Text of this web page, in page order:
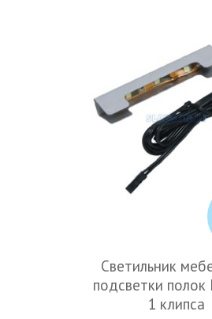
Светильник
подсветки
1 клипса